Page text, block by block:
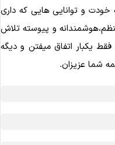
و توانایی هایی که داری
و پیوسته تلاش
یکبار اتفاق میفتن و دیگه
شما عزیزان.